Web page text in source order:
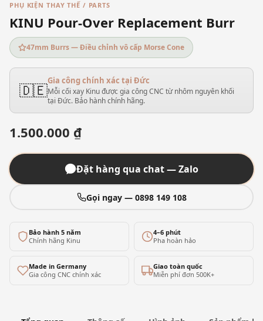
PHỤ KIỆN THAY THẾ / PARTS
KINU Pour-Over Replacement Burr
47mm Burrs — Điều chỉnh vô cấp Morse Cone
🇩🇪Gia công chính xác tại Đức
Mỗi cối xay Kinu được gia công CNC từ nhôm nguyên khối
tại Đức. Bảo hành chính hãng.
1.500.000 ₫
Đặt hàng qua chat — Zalo
Gọi ngay — 0898 149 108
Bảo hành 5 năm
Chính hãng Kinu
4–6 phút
Pha hoàn hảo
Made in Germany
Gia công CNC chính xác
Giao toàn quốc
Miễn phí đơn 500K+